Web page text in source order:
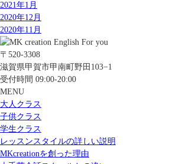
2021年1月
2020年12月
2020年11月
〒520-3308
滋賀県甲賀市甲南町野田103−1
受付時間 09:00-20:00
MENU
大人クラス
子供クラス
学生クラス
レッスンスタイルの詳しい説明
MKcreationを創った理由